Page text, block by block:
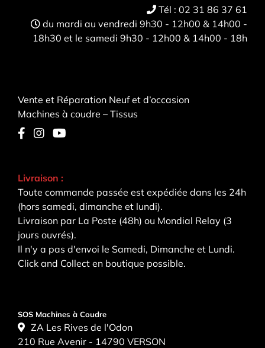
Tél : 02 31 86 37 61
du mardi au vendredi 9h30 - 12h00 & 14h00 -
18h30 et le samedi 9h30 - 12h00 & 14h00 - 18h
Vente et Réparation Neuf et d’occasion
Machines à coudre – Tissus
Livraison :
Toute commande passée est expédiée dans les 24h
(hors samedi, dimanche et lundi).
Livraison par La Poste (48h) ou Mondial Relay (3
jours ouvrés).
Il n'y a pas d'envoi le Samedi, Dimanche et Lundi.
Click and Collect en boutique possible.
SOS Machines à Coudre
ZA Les Rives de l'Odon
210 Rue Avenir - 14790 VERSON